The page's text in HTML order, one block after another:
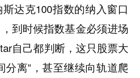
达克100指数的纳入窗口
到时候指数基金必须进场
自己都判断，这只股票大
分离”，甚至继续向轨道爬